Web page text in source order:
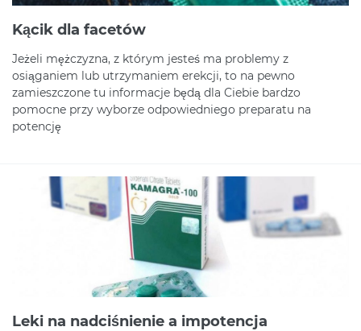
Kącik dla facetów
Jeżeli mężczyzna, z którym jesteś ma problemy z
osiąganiem lub utrzymaniem erekcji, to na pewno
zamieszczone tu informacje będą dla Ciebie bardzo
pomocne przy wyborze odpowiedniego preparatu na
potencję
Leki na nadciśnienie a impotencja